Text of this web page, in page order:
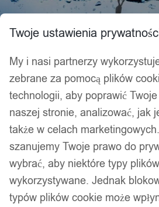
Twoje ustawienia
My i nasi partnerzy
zebrane za pomocą plików
technologii, aby poprawić
naszej stronie, analizować, jak
także w celach
szanujemy Twoje prawo do
wybrać, aby niektóre typy
wykorzystywane. Jednak
typów plików cookie może